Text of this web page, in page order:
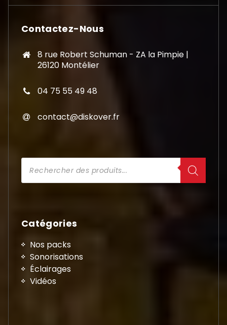
Contactez-Nous
8 rue Robert Schuman - ZA la Pimpie |
26120 Montélier
04 75 55 49 48
contact@diskover.fr
Recherche
de
Catégories
Nos packs
Sonorisations
Éclairages
Vidéos